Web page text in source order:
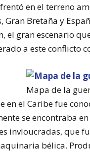
en el terreno
Gran Bretaña y
el gran escenario
a este conflicto
Mapa de la
en el Caribe fue
se encontraba
invloucradas, que
bélica.